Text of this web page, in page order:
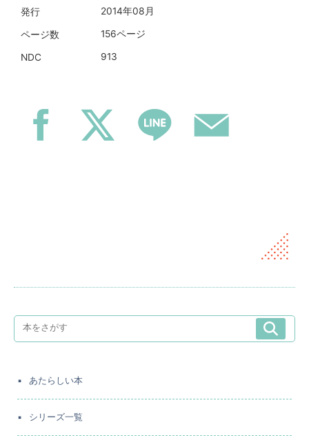
発行 2014年08月
ページ数 156ページ
NDC 913
あたらしい本
シリーズ一覧